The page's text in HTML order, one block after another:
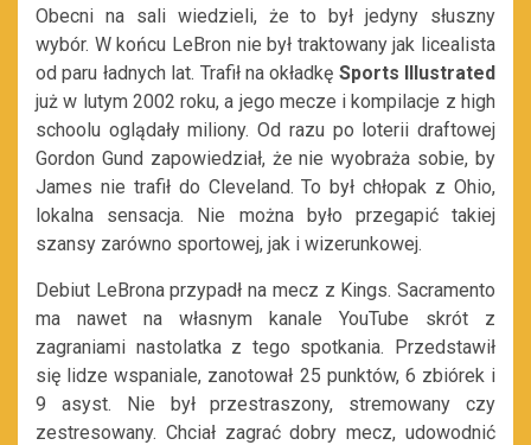
Obecni na sali wiedzieli, że to był jedyny słuszny
wybór. W końcu LeBron nie był traktowany jak licealista
od paru ładnych lat. Trafił na okładkę Sports Illustrated
już w lutym 2002 roku, a jego mecze i kompilacje z high
schoolu oglądały miliony. Od razu po loterii draftowej
Gordon Gund zapowiedział, że nie wyobraża sobie, by
James nie trafił do Cleveland. To był chłopak z Ohio,
lokalna sensacja. Nie można było przegapić takiej
szansy zarówno sportowej, jak i wizerunkowej.
Debiut LeBrona przypadł na mecz z Kings. Sacramento
ma nawet na własnym kanale YouTube skrót z
zagraniami nastolatka z tego spotkania. Przedstawił
się lidze wspaniale, zanotował 25 punktów, 6 zbiórek i
9 asyst. Nie był przestraszony, stremowany czy
zestresowany. Chciał zagrać dobry mecz, udowodnić